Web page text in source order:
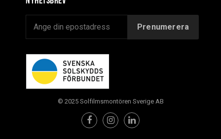
© 2025 Solfilmsmontören Sverige AB